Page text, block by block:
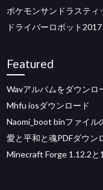
ポケモンサンドラスティ
ドライバーロボット
Featured
Wavアルバムをダウンロ
Mhfu iosダウンロード
Naomi_boot binファイル
愛と平和と魂PDFダウン
Minecraft Forge 1.12.2